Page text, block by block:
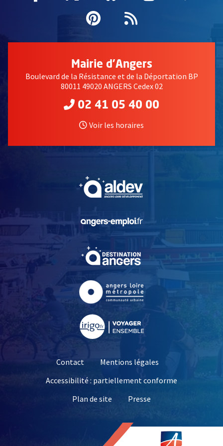
Pinterest
, Ouvre une
Flux RSS
Mairie d'Angers
Boulevard de la Résistance et de la Déportation BP
80011 49020 ANGERS Cedex 02
02 41 05 40 00
Voir les horaires
, Ouvre une nouvelle
, Ouvre une nouvelle
Contact
Mentions légales
Accessibilité : partiellement conforme
Plan de site
Presse